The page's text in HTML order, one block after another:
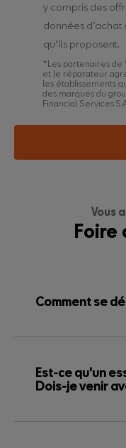
y compris des
données
qu’ils proposent.
*Les partenaires de
et le réparateur
les établissements
des marques du
Financial Services
Vous
Foire
Comment se
Est-ce qu'un
Dois-je venir